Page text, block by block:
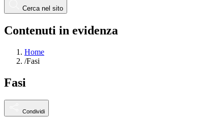
Cerca nel sito
Contenuti in evidenza
Home
/Fasi
Fasi
Condividi